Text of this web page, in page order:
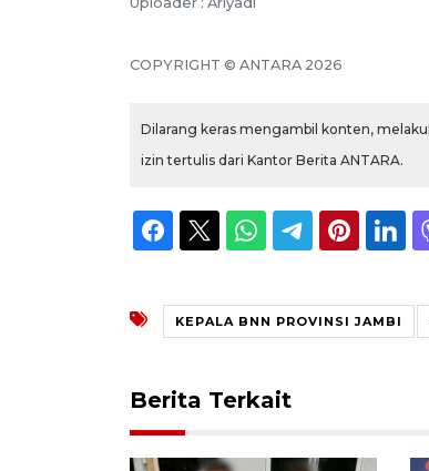
COPYRIGHT © ANTARA 2026
Dilarang keras mengambil konten,
izin tertulis dari Kantor Berita ANTARA.
KEPALA BNN PROVINSI JAMBI
Berita Terkait